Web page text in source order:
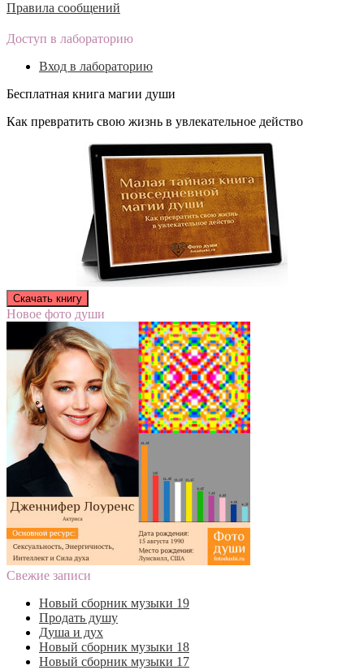
Правила сообщений
Доступ в лабораторию
Вход в лабораторию
Бесплатная книга магии души
Как превратить свою жизнь в увлекательное действо
Новое фото души
Свежие записи
Новый сборник музыки 19
Продать душу
Душа и дух
Новый сборник музыки 18
Новый сборник музыки 17